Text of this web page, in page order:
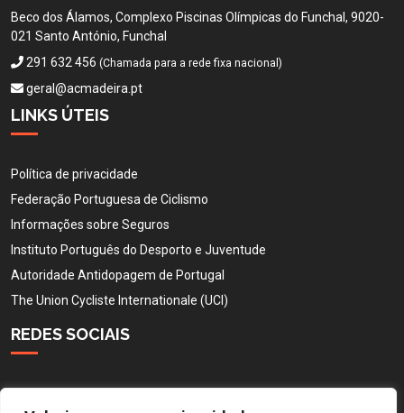
Beco dos Álamos, Complexo Piscinas Olímpicas do Funchal, 9020-
021 Santo António, Funchal
291 632 456 (Chamada para a rede fixa nacional)
geral@acmadeira.pt
LINKS ÚTEIS
Política de privacidade
Federação Portuguesa de Ciclismo
Informações sobre Seguros
Instituto Português do Desporto e Juventude
Autoridade Antidopagem de Portugal
The Union Cycliste Internationale (UCI)
REDES SOCIAIS